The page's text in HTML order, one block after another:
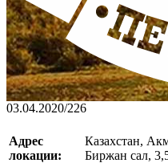
03.04.2020/226
Адрес
локации:
Казахстан,
Биржан сал,